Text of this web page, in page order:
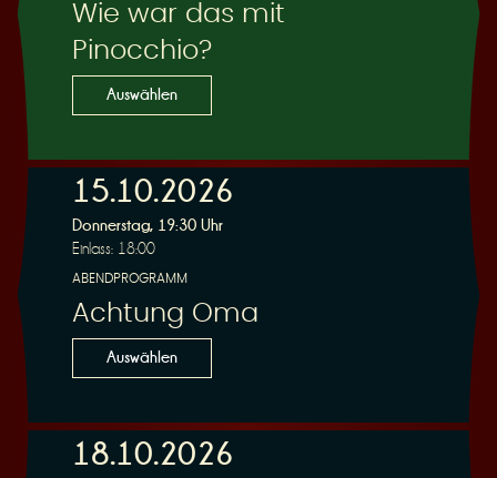
Wie war das mit
Pinocchio?
Auswählen
15.10.2026
Donnerstag, 19:30 Uhr
Einlass: 18:00
ABENDPROGRAMM
Achtung Oma
Auswählen
18.10.2026